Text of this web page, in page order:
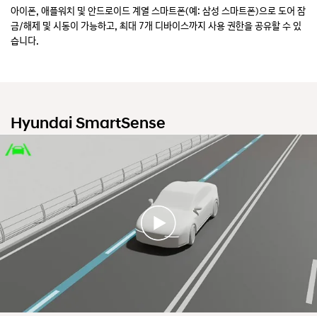
아이폰, 애플워치 및 안드로이드 계열 스마트폰(예: 삼성 스마트폰)으로 도어 잠
금/해제 및 시동이 가능하고, 최대 7개 디바이스까지 사용 권한을 공유할 수 있
습니다.
Hyundai SmartSense